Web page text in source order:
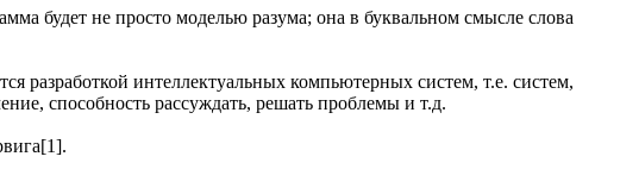
будет не просто моделью разума; она в буквальном смысле слова
разработкой интеллектуальных компьютерных систем, т.е. систем,
способность рассуждать, решать проблемы и т.д.